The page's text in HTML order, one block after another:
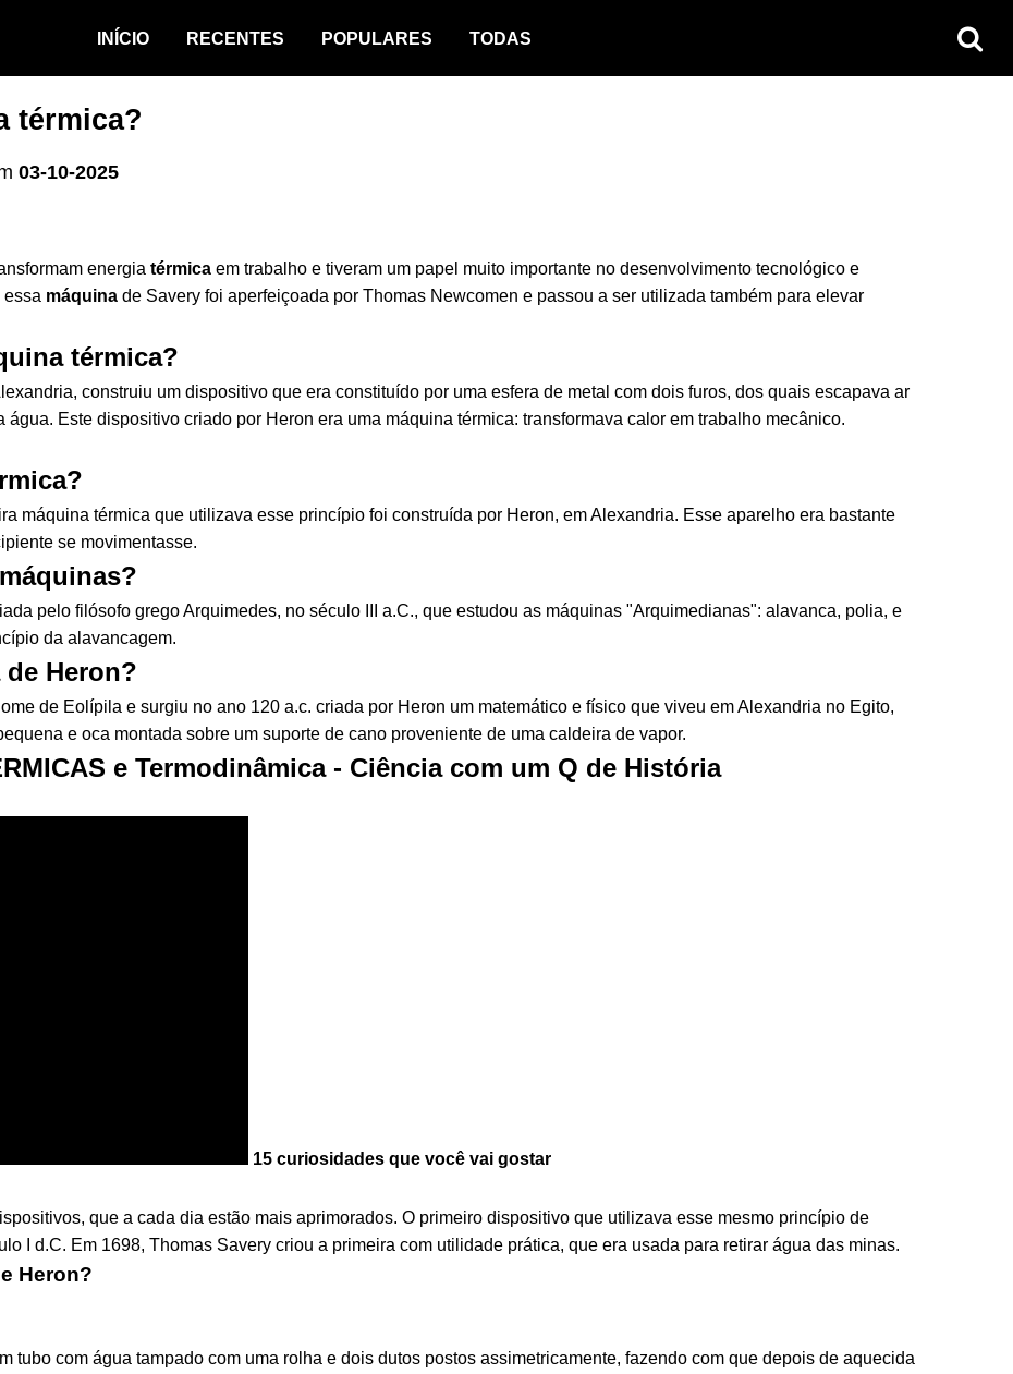
INÍCIO RECENTES POPULARES TODAS
térmica?
03-10-2025
energia térmica em trabalho e tiveram um papel muito importante no desenvolvimento tecnológico e
essa máquina de Savery foi aperfeiçoada por Thomas Newcomen e passou a ser utilizada também para elevar
térmica?
construiu um dispositivo que era constituído por uma esfera de metal com dois furos, dos quais escapava ar
Este dispositivo criado por Heron era uma máquina térmica: transformava calor em trabalho mecânico.
máquina térmica que utilizava esse princípio foi construída por Heron, em Alexandria. Esse aparelho era bastante
se movimentasse.
pelo filósofo grego Arquimedes, no século III a.C., que estudou as máquinas "Arquimedianas": alavanca, polia, e
da alavancagem.
Heron?
de Eolípila e surgiu no ano 120 a.c. criada por Heron um matemático e físico que viveu em Alexandria no Egito,
e oca montada sobre um suporte de cano proveniente de uma caldeira de vapor.
e Termodinâmica - Ciência com um Q de História
15 curiosidades que você vai gostar
que a cada dia estão mais aprimorados. O primeiro dispositivo que utilizava esse mesmo princípio de
I d.C. Em 1698, Thomas Savery criou a primeira com utilidade prática, que era usada para retirar água das minas.
Heron?
tubo com água tampado com uma rolha e dois dutos postos assimetricamente, fazendo com que depois de aquecida